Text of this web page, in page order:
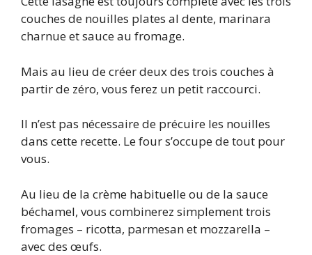
couches de nouilles plates al dente, marinara
charnue et sauce au fromage.
Mais au lieu de créer deux des trois couches à
partir de zéro, vous ferez un petit raccourci.
Il n’est pas nécessaire de précuire les nouilles
dans cette recette. Le four s’occupe de tout pour
vous.
Au lieu de la crème habituelle ou de la sauce
béchamel, vous combinerez simplement trois
fromages – ricotta, parmesan et mozzarella –
avec des œufs.